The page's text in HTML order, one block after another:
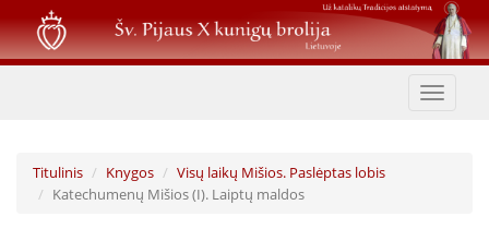
Pereiti
į
pagrindinį
Toggle
Titulinis Knygos
Visų laikų Mišios. Paslėptas lobis
Katechumenų Mišios (I). Laiptų maldos